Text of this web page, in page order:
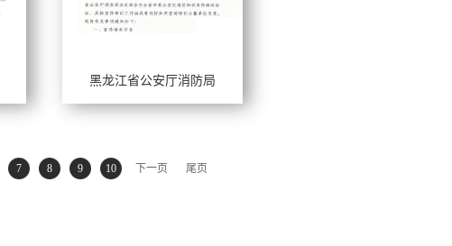
黑龙江省公安厅消防局
工作年限：
7 8 9 10 下一页 尾页